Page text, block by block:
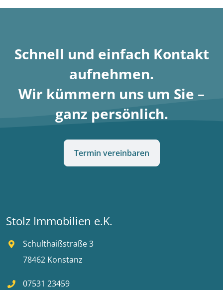
Schnell und einfach Kontakt
aufnehmen.
Wir kümmern uns um Sie –
ganz persönlich.
Termin vereinbaren
Stolz Immobilien e.K.
Schulthaißstraße 3
78462 Konstanz
07531 23459